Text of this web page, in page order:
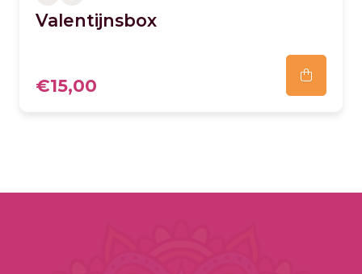
Valentijnsbox
€15,00